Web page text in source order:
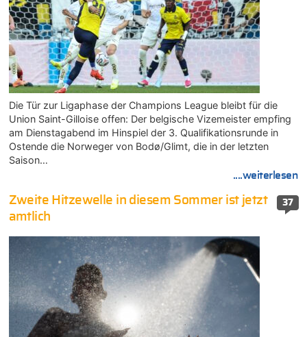
Die Tür zur Ligaphase der Champions League bleibt für die
Union Saint-Gilloise offen: Der belgische Vizemeister empfing
am Dienstagabend im Hinspiel der 3. Qualifikationsrunde in
Ostende die Norweger von Bodø/Glimt, die in der letzten
Saison…
....weiterlesen
37
Zweite Hitzewelle in diesem Sommer ist jetzt
amtlich